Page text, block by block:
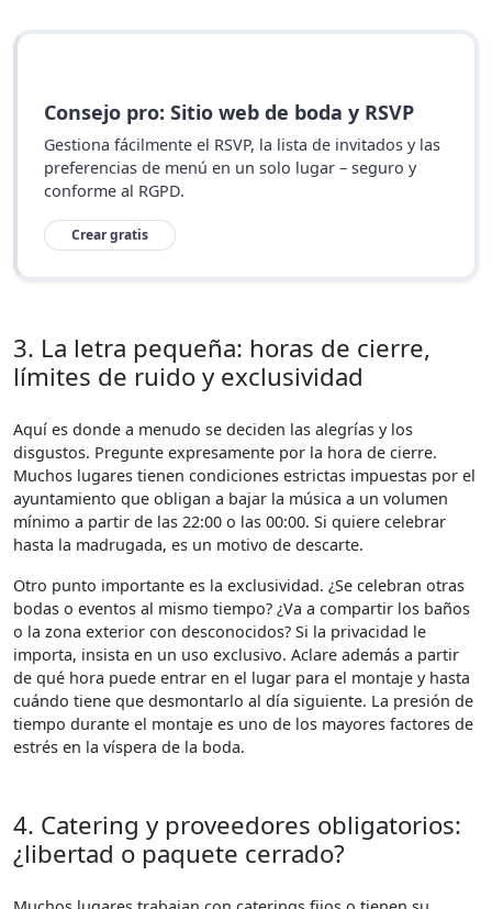
Consejo pro: Sitio web de boda y RSVP
Gestiona fácilmente el RSVP, la lista de invitados y las
preferencias de menú en un solo lugar – seguro y
conforme al RGPD.
Crear gratis
3. La letra pequeña: horas de cierre,
límites de ruido y exclusividad
Aquí es donde a menudo se deciden las alegrías y los
disgustos. Pregunte expresamente por la hora de cierre.
Muchos lugares tienen condiciones estrictas impuestas por el
ayuntamiento que obligan a bajar la música a un volumen
mínimo a partir de las 22:00 o las 00:00. Si quiere celebrar
hasta la madrugada, es un motivo de descarte.
Otro punto importante es la exclusividad. ¿Se celebran otras
bodas o eventos al mismo tiempo? ¿Va a compartir los baños
o la zona exterior con desconocidos? Si la privacidad le
importa, insista en un uso exclusivo. Aclare además a partir
de qué hora puede entrar en el lugar para el montaje y hasta
cuándo tiene que desmontarlo al día siguiente. La presión de
tiempo durante el montaje es uno de los mayores factores de
estrés en la víspera de la boda.
4. Catering y proveedores obligatorios:
¿libertad o paquete cerrado?